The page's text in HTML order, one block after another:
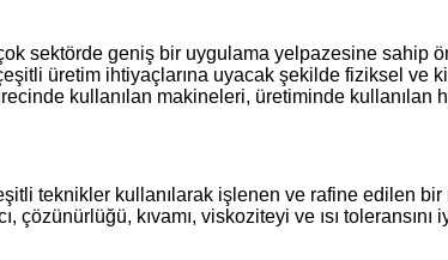
sektörde geniş bir uygulama yelpazesine sahip
üretim ihtiyaçlarına uyacak şekilde fiziksel
kullanılan makineleri, üretiminde
teknikler kullanılarak işlenen ve rafine edilen
kıvamı, viskoziteyi ve ısı